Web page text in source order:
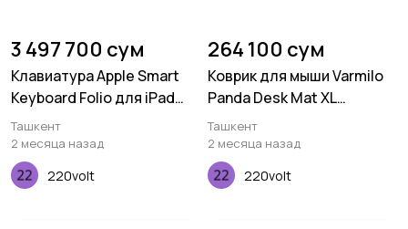
3 497 700 сум
Клавиатура Apple Smart
Keyboard Folio для iPad
Pro 12,9" (2020)
Ташкент
2 месяца назад
220volt
264 100 сум
Коврик для мыши Varmilo
Panda Desk Mat XL
(900х400х3мм)
Ташкент
2 месяца назад
220volt